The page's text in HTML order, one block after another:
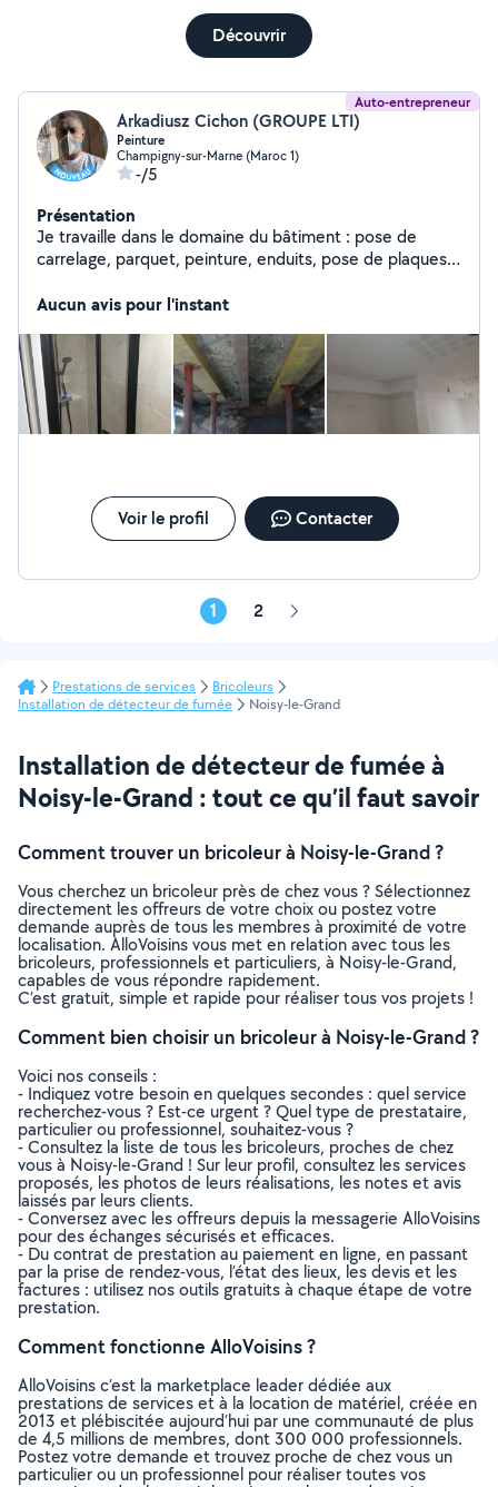
Découvrir
Auto-entrepreneur
Arkadiusz Cichon (GROUPE LTI)
Peinture
Champigny-sur-Marne (Maroc 1)
-/5
Présentation
Je travaille dans le domaine du bâtiment : pose de
carrelage, parquet, peinture, enduits, pose de plaques
intérieure. Je réalise des travaux de finition intérieure.
Aucun avis pour l'instant
Voir le profil Contacter
1 2 Page
Prestations de services
Bricoleurs
Installation de détecteur de fumée
Noisy-le-Grand
Installation de détecteur de fumée à
Noisy-le-Grand : tout ce qu’il faut savoir
Comment trouver un bricoleur à Noisy-le-Grand ?
Vous cherchez un bricoleur près de chez vous ? Sélectionnez
directement les offreurs de votre choix ou postez votre
demande auprès de tous les membres à proximité de votre
localisation. AlloVoisins vous met en relation avec tous les
bricoleurs, professionnels et particuliers, à Noisy-le-Grand,
capables de vous répondre rapidement.
C’est gratuit, simple et rapide pour réaliser tous vos projets !
Comment bien choisir un bricoleur à Noisy-le-Grand ?
Voici nos conseils :
- Indiquez votre besoin en quelques secondes : quel service
recherchez-vous ? Est-ce urgent ? Quel type de prestataire,
particulier ou professionnel, souhaitez-vous ?
- Consultez la liste de tous les bricoleurs, proches de chez
vous à Noisy-le-Grand ! Sur leur profil, consultez les services
proposés, les photos de leurs réalisations, les notes et avis
laissés par leurs clients.
- Conversez avec les offreurs depuis la messagerie AlloVoisins
pour des échanges sécurisés et efficaces.
- Du contrat de prestation au paiement en ligne, en passant
par la prise de rendez-vous, l’état des lieux, les devis et les
factures : utilisez nos outils gratuits à chaque étape de votre
prestation.
Comment fonctionne AlloVoisins ?
AlloVoisins c’est la marketplace leader dédiée aux
prestations de services et à la location de matériel, créée en
2013 et plébiscitée aujourd’hui par une communauté de plus
de 4,5 millions de membres, dont 300 000 professionnels.
Postez votre demande et trouvez proche de chez vous un
particulier ou un professionnel pour réaliser toutes vos